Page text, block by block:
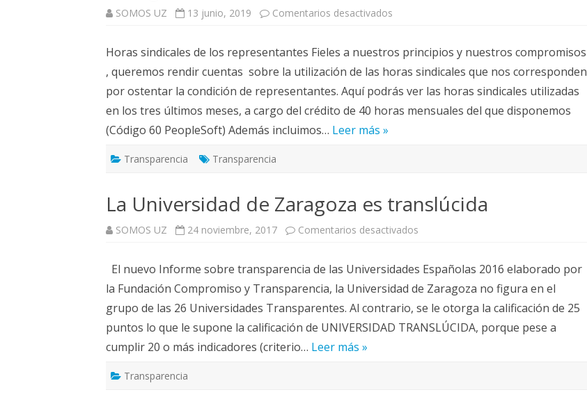
PUBLICACIONES
IMÁGENES FEMINISTAS
MUJERES DE LA INTERSINDICAL
ESTATUTOS
SOMOS UZ 13 junio, 2019 Comentarios desactivados
SOMOS
Horas sindicales de los representantes Fieles a nuestros principios y nuestros compromisos
, queremos rendir cuentas sobre la utilización de las horas sindicales que nos corresponden
por ostentar la condición de representantes. Aquí podrás ver las horas sindicales utilizadas
en los tres últimos meses, a cargo del crédito de 40 horas mensuales del que disponemos
(Código 60 PeopleSoft) Además incluimos… Leer más »
Transparencia Transparencia
La Universidad de Zaragoza es translúcida
SOMOS UZ 24 noviembre, 2017 Comentarios desactivados
Zaragoza
es
translúcida
El nuevo Informe sobre transparencia de las Universidades Españolas 2016 elaborado por
la Fundación Compromiso y Transparencia, la Universidad de Zaragoza no figura en el
grupo de las 26 Universidades Transparentes. Al contrario, se le otorga la calificación de 25
puntos lo que le supone la calificación de UNIVERSIDAD TRANSLÚCIDA, porque pese a
cumplir 20 o más indicadores (criterio… Leer más »
Transparencia